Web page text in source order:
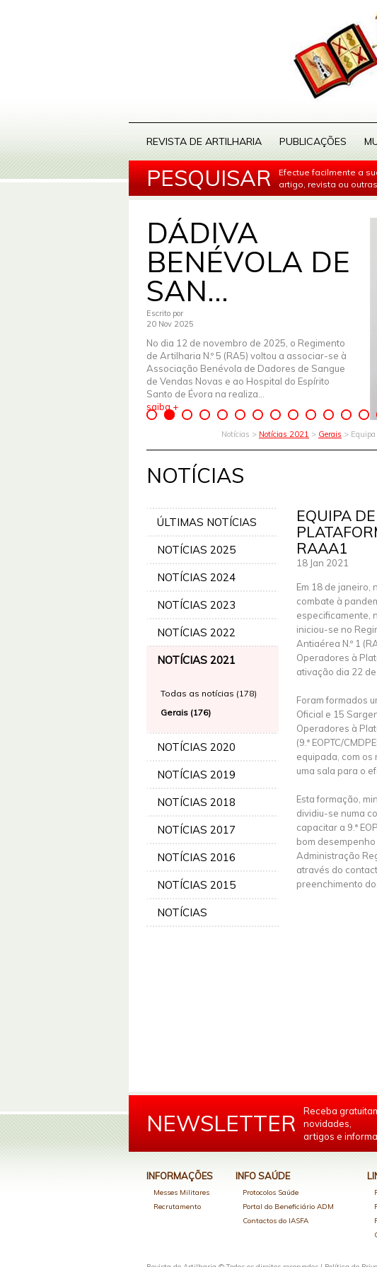
REVISTA DE ARTILHARIA PUBLICAÇÕES
PESQUISAR
Efectue facilmente a
artigo, revista ou
DÁDIVA
BENÉVOLA DE
SAN...
Escrito por
20 Nov 2025
No dia 12 de novembro de 2025, o Regimento
de Artilharia N.º 5 (RA5) voltou a associar-se à
Associação Benévola de Dadores de Sangue
de Vendas Novas e ao Hospital do Espírito
Santo de Évora na realiza...
saiba +
Notícias > Notícias 2021 > Gerais >
NOTÍCIAS
ÚLTIMAS NOTÍCIAS
NOTÍCIAS 2025
NOTÍCIAS 2024
NOTÍCIAS 2023
NOTÍCIAS 2022
NOTÍCIAS 2021
Todas as notícias (178)
Gerais (176)
NOTÍCIAS 2020
NOTÍCIAS 2019
NOTÍCIAS 2018
NOTÍCIAS 2017
NOTÍCIAS 2016
NOTÍCIAS 2015
NOTÍCIAS
EQUIPA
RAAA1
18 Jan 2021
Em 18 de janeiro,
combate à
especificamente,
iniciou-se no
Antiaérea N.º 1
Operadores à
ativação dia 22 de
Foram formados
Oficial e 15
Operadores à
(9.ª EOPTC/
equipada, com os
uma sala para o
Esta formação,
dividiu-se numa
capacitar a 9.ª
bom
Administração
através do
preenchimento
NEWSLETTER
Receba
novidades,
artigos e
INFORMAÇÕES
Messes Militares
Recrutamento
INFO SAÚDE
Protocolos Saúde
Portal do Beneficiário ADM
Contactos do IASFA